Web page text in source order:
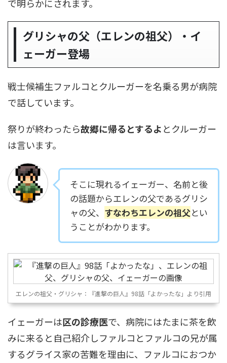
で明らかにされます。
グリシャの父（エレンの祖父）・イ
ェーガー登場
戦士候補生ファルコとクルーガーを名乗る男が病院
で話しています。
祭りが終わったら故郷に帰るとするよとクルーガー
は言います。
そこに現れるイェーガー、名前と後
の話題からエレンの父であるグリシ
ャの父、 すなわちエレンの祖父とい
うことがわかります。
エレンの祖父・グリシャ：『進撃の巨人』98話「よかったな」より引用
イェーガーは区の診療医で、病院にはたまに茶を飲
みに来ると自己紹介しファルコとファルコの兄が属
するグライス家の苦難を理由に、ファルコにおつか